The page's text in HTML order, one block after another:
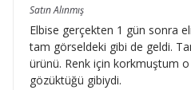
Satın Alınmış
Elbise gerçekten 1 gün sonra
tam görseldeki gibi de geldi.
ürünü. Renk için korkmuştum
gözüktüğü gibiydi.